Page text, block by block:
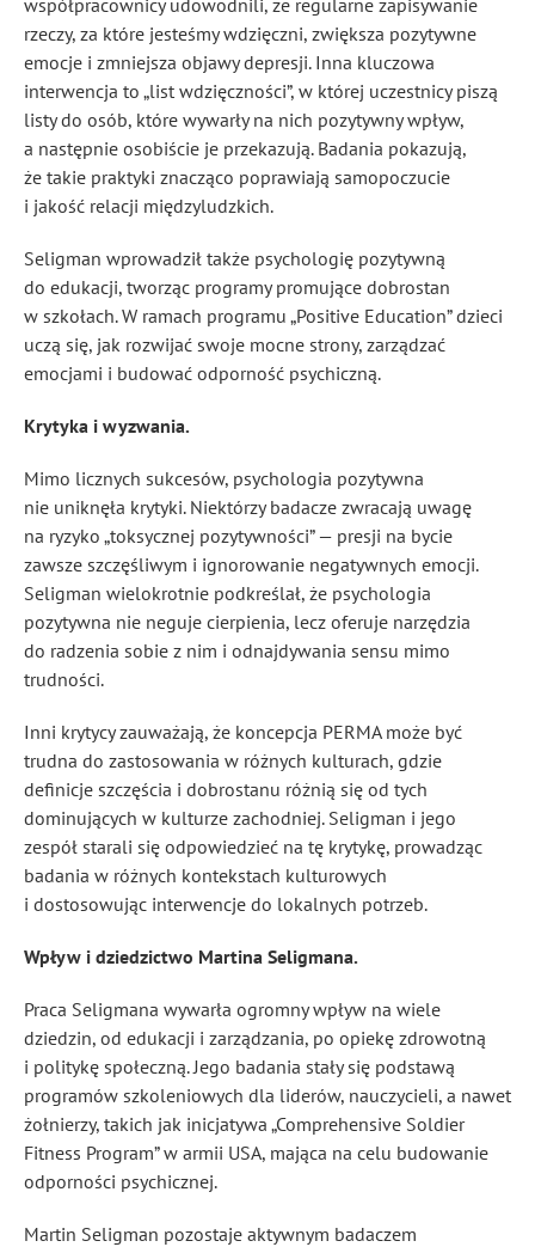
współpracownicy udowodnili, że regularne zapisywanie
rzeczy, za które jesteśmy wdzięczni, zwiększa pozytywne
emocje i zmniejsza objawy depresji. Inna kluczowa
interwencja to „list wdzięczności”, w której uczestnicy piszą
listy do osób, które wywarły na nich pozytywny wpływ,
a następnie osobiście je przekazują. Badania pokazują,
że takie praktyki znacząco poprawiają samopoczucie
i jakość relacji międzyludzkich.
Seligman wprowadził także psychologię pozytywną
do edukacji, tworząc programy promujące dobrostan
w szkołach. W ramach programu „Positive Education” dzieci
uczą się, jak rozwijać swoje mocne strony, zarządzać
emocjami i budować odporność psychiczną.
Krytyka i wyzwania.
Mimo licznych sukcesów, psychologia pozytywna
nie uniknęła krytyki. Niektórzy badacze zwracają uwagę
na ryzyko „toksycznej pozytywności” — presji na bycie
zawsze szczęśliwym i ignorowanie negatywnych emocji.
Seligman wielokrotnie podkreślał, że psychologia
pozytywna nie neguje cierpienia, lecz oferuje narzędzia
do radzenia sobie z nim i odnajdywania sensu mimo
trudności.
Inni krytycy zauważają, że koncepcja PERMA może być
trudna do zastosowania w różnych kulturach, gdzie
definicje szczęścia i dobrostanu różnią się od tych
dominujących w kulturze zachodniej. Seligman i jego
zespół starali się odpowiedzieć na tę krytykę, prowadząc
badania w różnych kontekstach kulturowych
i dostosowując interwencje do lokalnych potrzeb.
Wpływ i dziedzictwo Martina Seligmana.
Praca Seligmana wywarła ogromny wpływ na wiele
dziedzin, od edukacji i zarządzania, po opiekę zdrowotną
i politykę społeczną. Jego badania stały się podstawą
programów szkoleniowych dla liderów, nauczycieli, a nawet
żołnierzy, takich jak inicjatywa „Comprehensive Soldier
Fitness Program” w armii USA, mająca na celu budowanie
odporności psychicznej.
Martin Seligman pozostaje aktywnym badaczem